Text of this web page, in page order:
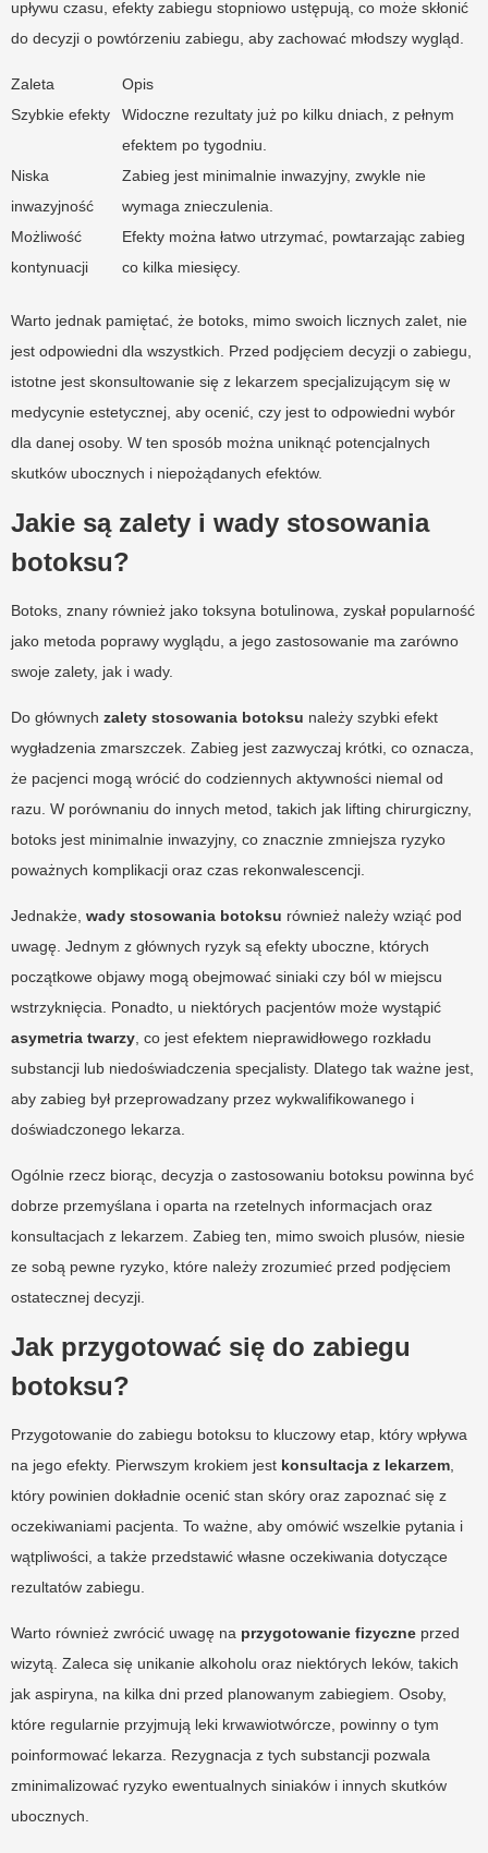
upływu czasu, efekty zabiegu stopniowo ustępują, co może skłonić
do decyzji o powtórzeniu zabiegu, aby zachować młodszy wygląd.
Zaleta
Opis
Szybkie efekty
Widoczne rezultaty już po kilku dniach, z pełnym
efektem po tygodniu.
Niska
inwazyjność
Zabieg jest minimalnie inwazyjny, zwykle nie
wymaga znieczulenia.
Możliwość
kontynuacji
Efekty można łatwo utrzymać, powtarzając zabieg
co kilka miesięcy.
Warto jednak pamiętać, że botoks, mimo swoich licznych zalet, nie
jest odpowiedni dla wszystkich. Przed podjęciem decyzji o zabiegu,
istotne jest skonsultowanie się z lekarzem specjalizującym się w
medycynie estetycznej, aby ocenić, czy jest to odpowiedni wybór
dla danej osoby. W ten sposób można uniknąć potencjalnych
skutków ubocznych i niepożądanych efektów.
Jakie są zalety i wady stosowania
botoksu?
Botoks, znany również jako toksyna botulinowa, zyskał popularność
jako metoda poprawy wyglądu, a jego zastosowanie ma zarówno
swoje zalety, jak i wady.
Do głównych zalety stosowania botoksu należy szybki efekt
wygładzenia zmarszczek. Zabieg jest zazwyczaj krótki, co oznacza,
że pacjenci mogą wrócić do codziennych aktywności niemal od
razu. W porównaniu do innych metod, takich jak lifting chirurgiczny,
botoks jest minimalnie inwazyjny, co znacznie zmniejsza ryzyko
poważnych komplikacji oraz czas rekonwalescencji.
Jednakże, wady stosowania botoksu również należy wziąć pod
uwagę. Jednym z głównych ryzyk są efekty uboczne, których
początkowe objawy mogą obejmować siniaki czy ból w miejscu
wstrzyknięcia. Ponadto, u niektórych pacjentów może wystąpić
asymetria twarzy , co jest efektem nieprawidłowego rozkładu
substancji lub niedoświadczenia specjalisty. Dlatego tak ważne jest,
aby zabieg był przeprowadzany przez wykwalifikowanego i
doświadczonego lekarza.
Ogólnie rzecz biorąc, decyzja o zastosowaniu botoksu powinna być
dobrze przemyślana i oparta na rzetelnych informacjach oraz
konsultacjach z lekarzem. Zabieg ten, mimo swoich plusów, niesie
ze sobą pewne ryzyko, które należy zrozumieć przed podjęciem
ostatecznej decyzji.
Jak przygotować się do zabiegu
botoksu?
Przygotowanie do zabiegu botoksu to kluczowy etap, który wpływa
na jego efekty. Pierwszym krokiem jest konsultacja z lekarzem
który powinien dokładnie ocenić stan skóry oraz zapoznać się z
oczekiwaniami pacjenta. To ważne, aby omówić wszelkie pytania i
wątpliwości, a także przedstawić własne oczekiwania dotyczące
rezultatów zabiegu.
Warto również zwrócić uwagę na przygotowanie fizyczne przed
wizytą. Zaleca się unikanie alkoholu oraz niektórych leków, takich
jak aspiryna, na kilka dni przed planowanym zabiegiem. Osoby,
które regularnie przyjmują leki krwawiotwórcze, powinny o tym
poinformować lekarza. Rezygnacja z tych substancji pozwala
zminimalizować ryzyko ewentualnych siniaków i innych skutków
ubocznych.